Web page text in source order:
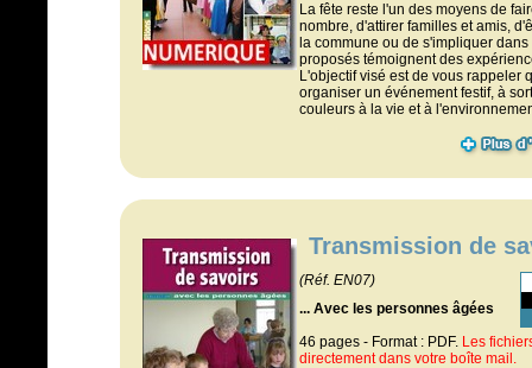
La fête reste l'un des moyens de
nombre, d'attirer familles et amis,
la commune ou de s'impliquer
proposés témoignent des
L'objectif visé est de vous rappeler
organiser un événement festif, à
couleurs à la vie et à
Transmission de
(Réf. EN07)
... Avec les personnes âgées
46 pages - Format : PDF. Les
directement dans votre boîte mail.